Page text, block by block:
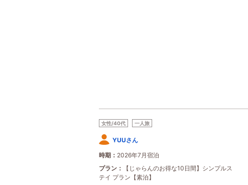
女性/40代 一人旅
YUUさん
時期
2026年7月宿泊
プラン
【じゃらんのお得な10日間】シンプルス
テイ プラン【素泊】